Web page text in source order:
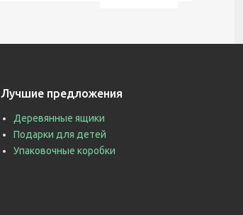
Лучшие предложения
Деревянные ящики
Подарки для детей
Упаковочные коробки